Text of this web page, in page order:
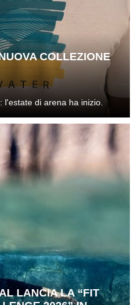
COLLEZIONE
di arena ha inizio.
LANCIA LA “FIT